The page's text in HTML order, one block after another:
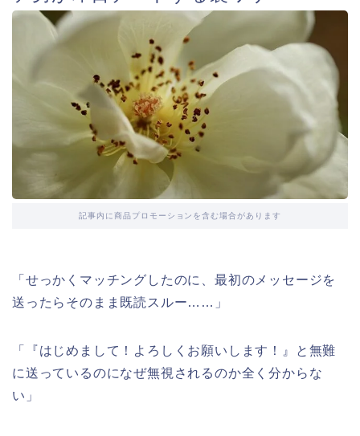
記事内に商品プロモーションを含む場合があります
「せっかくマッチングしたのに、最初のメッセージを
送ったらそのまま既読スルー……」
「『はじめまして！よろしくお願いします！』と無難
に送っているのになぜ無視されるのか全く分からな
い」